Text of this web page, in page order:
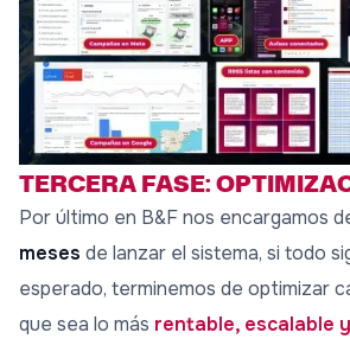
TERCERA FASE:
Por último en B&F nos encargamos
meses de lanzar el sistema, si todo
esperado, terminemos de optimizar
que sea lo más rentable, escalable